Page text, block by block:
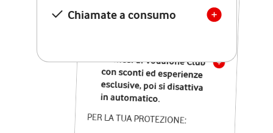
Chiamate a consumo
nazionali
12 mesi di Vodafone Club
con sconti ed esperienze
esclusive, poi si disattiva
in automatico.
PER LA TUA PROTEZIONE: